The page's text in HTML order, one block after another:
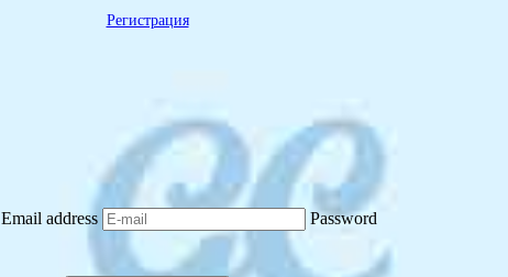
Регистрация
Email address
Password